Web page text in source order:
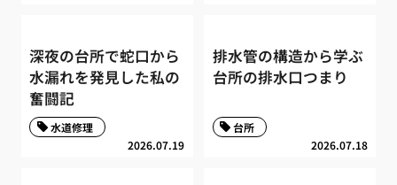
深夜の台所で蛇口から
水漏れを発見した私の
奮闘記
2026.07.19
水道修理
排水管の構造から学ぶ
台所の排水口つまり
2026.07.18
台所